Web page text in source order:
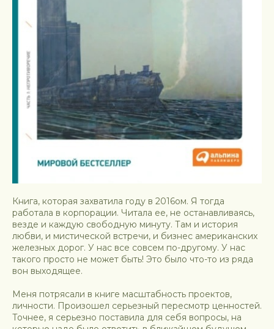
Книга, которая захватила году в 2016ом. Я тогда
работала в корпорации. Читала ее, не останавливаясь,
везде и каждую свободную минуту. Там и история
любви, и мистической встречи, и бизнес американских
железных дорог. У нас все совсем по-другому. У нас
такого просто не может быть! Это было что-то из ряда
вон выходящее.
Меня потрясали в книге масштабность проектов,
личности. Произошел серьезный пересмотр ценностей.
Точнее, я серьезно поставила для себя вопросы, на